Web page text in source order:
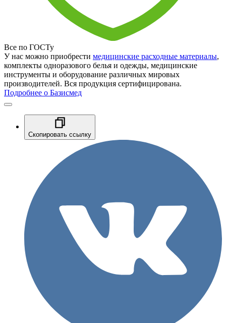
Все по ГОСТу
У нас можно приобрести медицинские расходные материалы,
комплекты одноразового белья и одежды, медицинские
инструменты и оборудование различных мировых
производителей. Вся продукция сертифицирована.
Подробнее о Базисмед
Скопировать ссылку